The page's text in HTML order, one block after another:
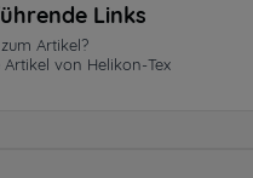
Links
Artikel?
Artikel von Helikon-Tex